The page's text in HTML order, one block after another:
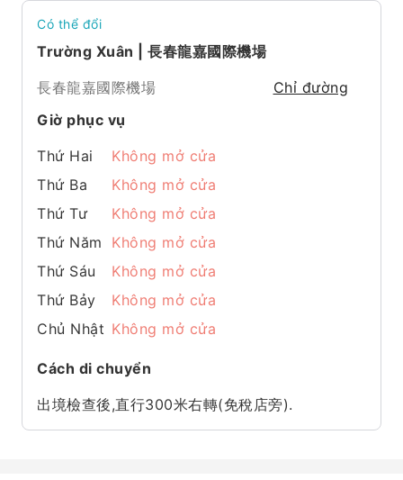
Có thể đổi
Trường Xuân | 長春龍嘉國際機場
長春龍嘉國際機場
Chỉ đường
Giờ phục vụ
Thứ Hai
Không mở cửa
Thứ Ba
Không mở cửa
Thứ Tư
Không mở cửa
Thứ Năm
Không mở cửa
Thứ Sáu
Không mở cửa
Thứ Bảy
Không mở cửa
Chủ Nhật Không mở cửa
Cách di chuyển
出境檢查後,直行300米右轉(免稅店旁).